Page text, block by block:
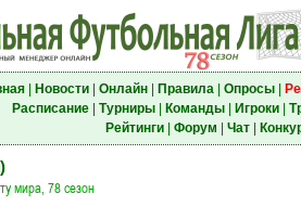
| Новости| Онлайн| Правила| Опросы|
Расписание| Турниры| Команды| Игроки|
Рейтинги| Форум Чат|
мира, 78 сезон